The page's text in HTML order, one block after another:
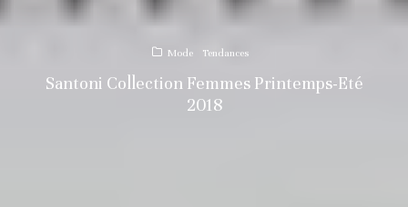
Mode Tendances
Santoni Collection Femmes Printemps-Eté
2018